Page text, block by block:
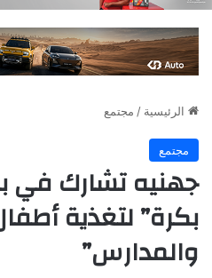
الرئيسية / مجتمع
مجتمع
جهنيه تشارك في
بكرة” لتغذية
والمدارس”